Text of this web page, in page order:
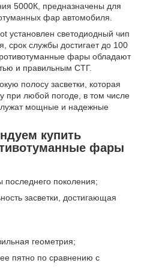
5000К, предназначены для
фар автомобиля.
установлен светодиодный чип
срок службы достигает до 100
фары обладают
и правильным СТГ.
полосу засветки, которая
при любой погоде, в том числе
мощные и надежные
купить
фары
поколения;
засветки, достигающая
геометрия;
пятно по сравнению с